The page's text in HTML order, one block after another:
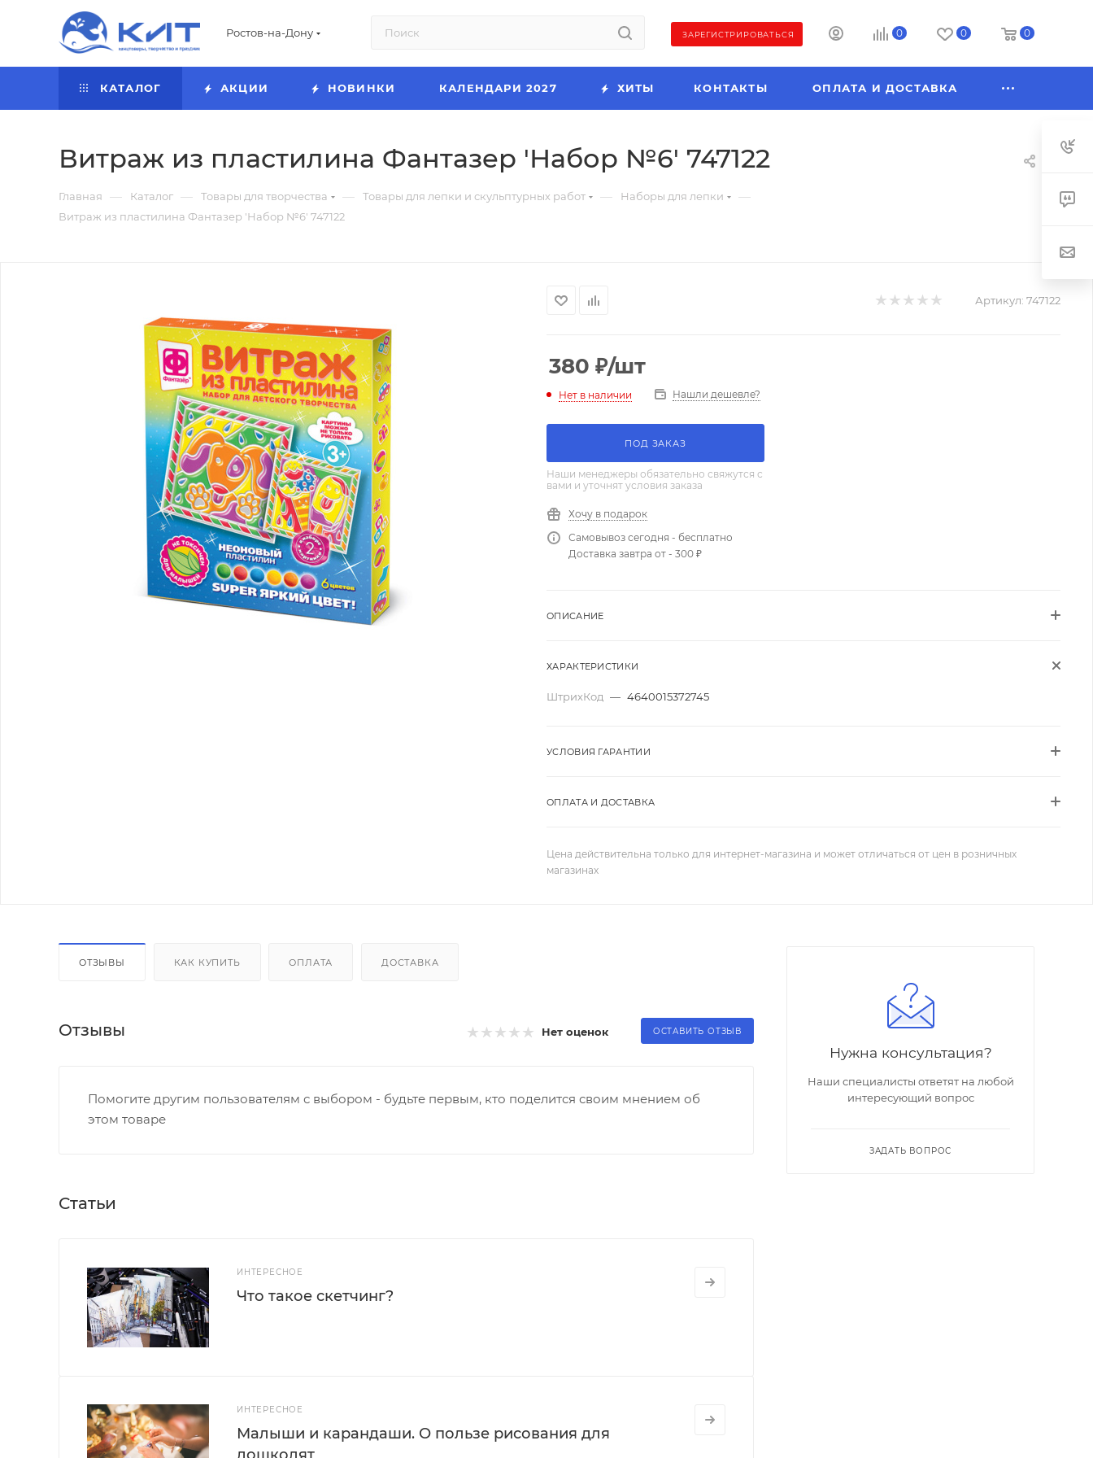
Ростов-на-Дону ЗАРЕГИСТРИРОВАТЬСЯ 0 0 0
КАТАЛОГ АКЦИИ НОВИНКИ КАЛЕНДАРИ 2027 ХИТЫ КОНТАКТЫ ОПЛАТА И ДОСТАВКА
Витраж из пластилина Фантазер 'Набор №6' 747122
Главная — Каталог — Товары для творчества — Товары для лепки и скульптурных работ — Наборы для лепки —
Витраж из пластилина Фантазер 'Набор №6' 747122
Артикул: 747122
380 ₽/шт
Нет в наличии Нашли дешевле?
ПОД ЗАКАЗ
Наши менеджеры обязательно свяжутся с
вами и уточнят условия заказа
Хочу в подарок
Самовывоз сегодня - бесплатно
Доставка завтра от - 300 ₽
ОПИСАНИЕ
ХАРАКТЕРИСТИКИ
ШтрихКод — 4640015372745
УСЛОВИЯ ГАРАНТИИ
ОПЛАТА И ДОСТАВКА
Цена действительна только для интернет-магазина и может отличаться от цен в розничных
магазинах
ОТЗЫВЫ КАК КУПИТЬ ОПЛАТА ДОСТАВКА
Отзывы Нет оценок ОСТАВИТЬ ОТЗЫВ
Помогите другим пользователям с выбором - будьте первым, кто поделится своим мнением об
этом товаре
Статьи
ИНТЕРЕСНОЕ
Что такое скетчинг?
ИНТЕРЕСНОЕ
Малыши и карандаши. О пользе рисования для
Нужна консультация?
Наши специалисты ответят на любой
интересующий вопрос
ЗАДАТЬ ВОПРОС